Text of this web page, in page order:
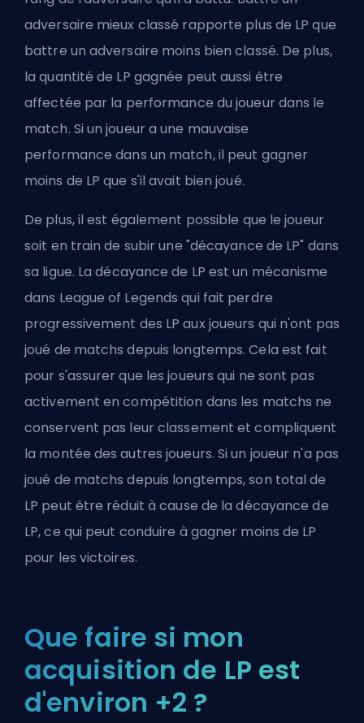
adversaire mieux classé rapporte plus de LP que
battre un adversaire moins bien classé. De plus,
la quantité de LP gagnée peut aussi être
affectée par la performance du joueur dans le
match. Si un joueur a une mauvaise
performance dans un match, il peut gagner
moins de LP que s'il avait bien joué.
De plus, il est également possible que le joueur
soit en train de subir une "décayance de LP" dans
sa ligue. La décayance de LP est un mécanisme
dans League of Legends qui fait perdre
progressivement des LP aux joueurs qui n'ont pas
joué de matchs depuis longtemps. Cela est fait
pour s'assurer que les joueurs qui ne sont pas
activement en compétition dans les matchs ne
conservent pas leur classement et compliquent
la montée des autres joueurs. Si un joueur n'a pas
joué de matchs depuis longtemps, son total de
LP peut être réduit à cause de la décayance de
LP, ce qui peut conduire à gagner moins de LP
pour les victoires.
Que faire si mon
acquisition de LP est
d'environ +2 ?